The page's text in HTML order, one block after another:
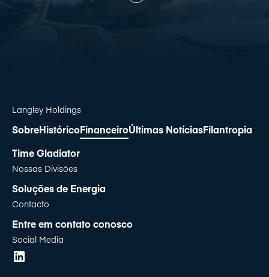
Langley Holdings
SobreHistóricoFinanceiroÚltimas NotíciasFilantropia
Time Gladiator
Nossas Divisões
Soluções de Energia
Contacto
Entre em contato conosco
Social Media